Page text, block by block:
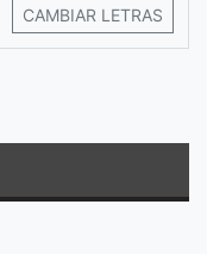
CAMBIAR LETRAS